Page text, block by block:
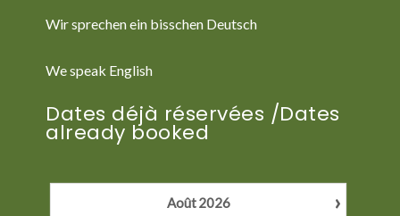
Wir sprechen ein bisschen Deutsch
We speak English
Dates déjà réservées /Dates
already booked
›
Août2026